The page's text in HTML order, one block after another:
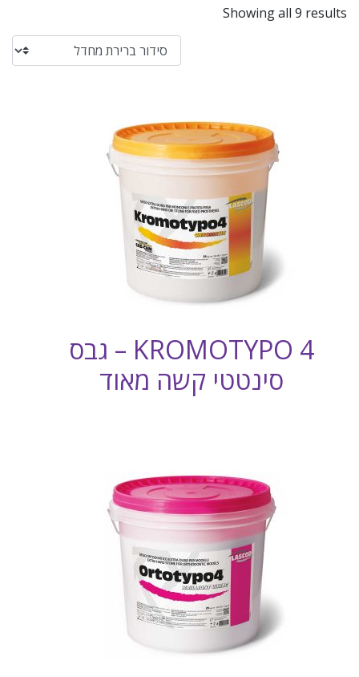
Showing all 9 results
KROMOTYPO 4 – גבס
סינטטי קשה מאוד